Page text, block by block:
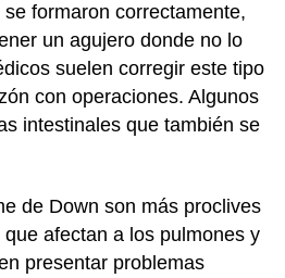
formaron correctamente,
un agujero donde no lo
suelen corregir este tipo
con operaciones. Algunos
intestinales que también se
de Down son más proclives
afectan a los pulmones y
presentar problemas